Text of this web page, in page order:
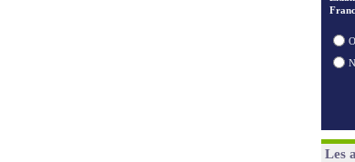
Les